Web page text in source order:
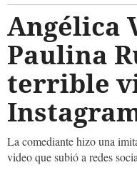
Angélica
Paulina
terrible
La comediante hizo una
video que subió a redes